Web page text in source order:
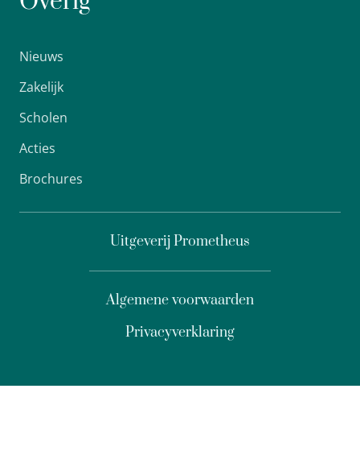
Nieuws
Zakelijk
Scholen
Acties
Brochures
Uitgeverij Prometheus
Privacyverklaring
Algemene voorwaarden